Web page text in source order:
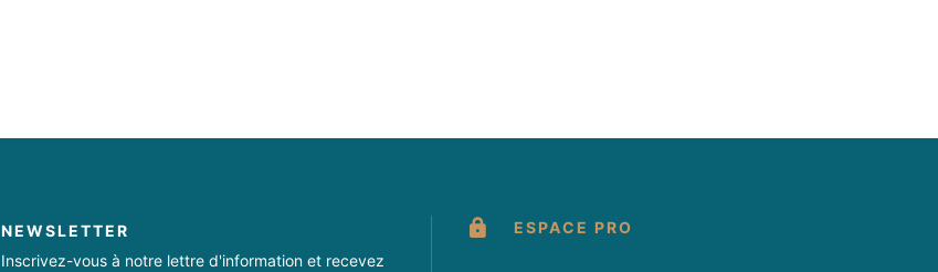
NEWSLETTER
Inscrivez-vous à notre lettre d'information et recevez
ESPACE PRO